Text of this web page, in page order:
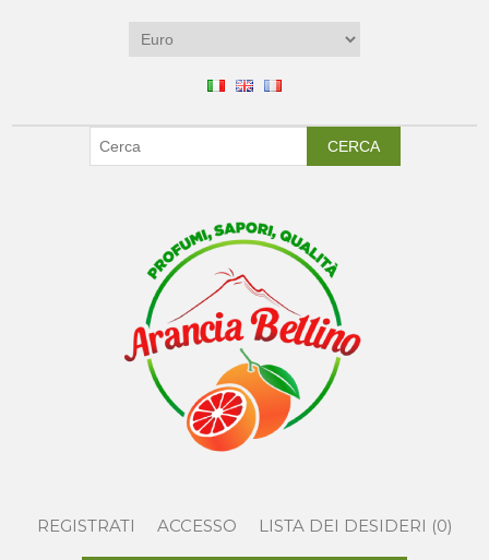
CERCA
REGISTRATI ACCESSO LISTA DEI DESIDERI (0)